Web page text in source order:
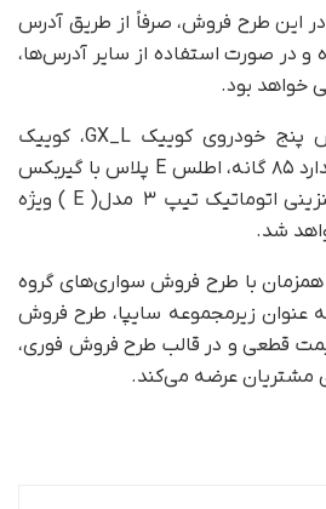
این طرح فروش، صرفاً از طریق آدرس
و در صورت استفاده از سایر آدرس‌ها،
خواهد بود.
در این مرحله پیش‌فروش پنج خودروی کوییک GX_L، کوییک
GXR_L، ساینا S با استاندارد ۸۵ گانه، اطلس E پلاس با گیربکس
اتوماتیک CVT و سهند بنزینی اتوماتیک تیپ ۳ مدل( E ) ویژه
شد.
با طرح فروش سواری‌های گروه
عنوان زیرمجموعه سایپا، طرح فروش
قیمت قطعی و در قالب طرح فروش فوری،
مشتریان عرضه می‌کند.